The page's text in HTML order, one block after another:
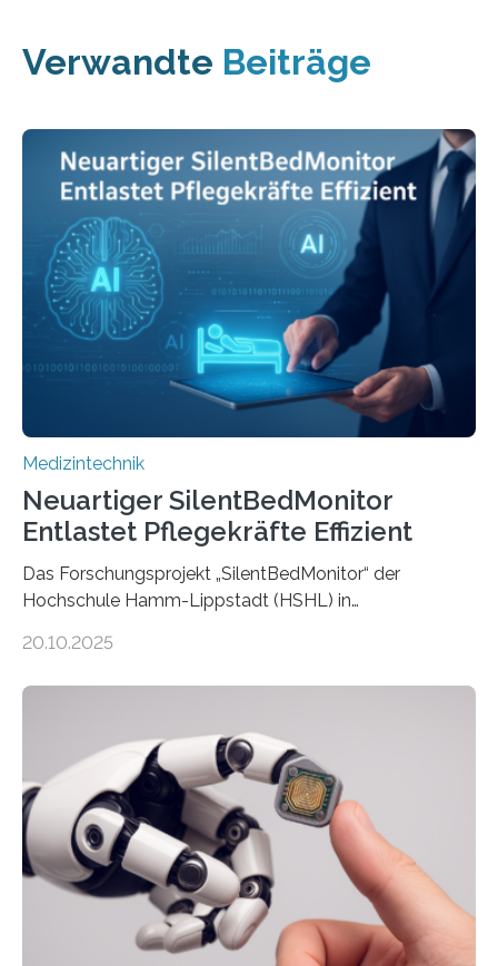
Verwandte Beiträge
Medizintechnik
Neuartiger SilentBedMonitor
Entlastet Pflegekräfte Effizient
Das Forschungsprojekt „SilentBedMonitor“ der
Hochschule Hamm-Lippstadt (HSHL) in
auf Personen ab, die bettlägerig sind oder in ihrer
Entwicklung der Sensorik und Datenübertragung. Die
HSHL verantwortet die wissenschaftliche Begleitung
sowie die KI-gestützte Datenauswertung. Das Ziel ist
die Entwicklung eines berührungslosen
Assistenzsystems, das den Zustand der Person
kontinuierlich erfasst, pflegende Personen unterstützt
und in Notfällen selbstständig Alarm schlägt. „Die Idee
20.10.2025